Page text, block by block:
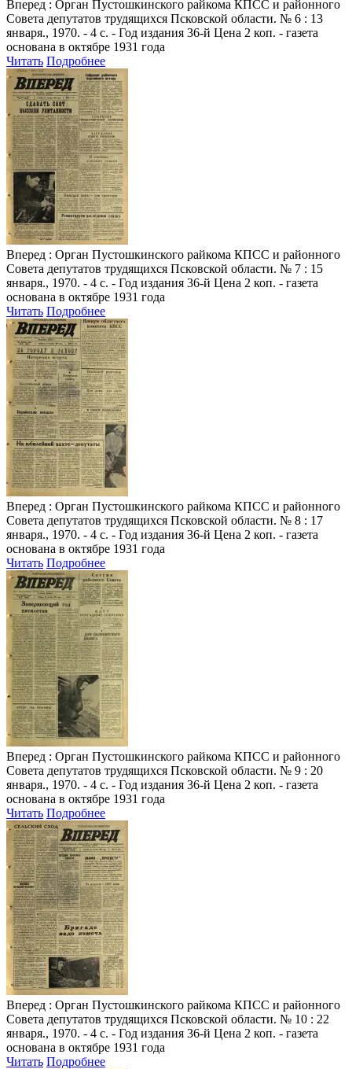
Вперед : Орган Пустошкинского райкома КПСС и районного
Совета депутатов трудящихся Псковской области. № 6 : 13
января., 1970. - 4 с. - Год издания 36-й Цена 2 коп. - газета
основана в октябре 1931 года
Читать Подробнее
Вперед : Орган Пустошкинского райкома КПСС и районного
Совета депутатов трудящихся Псковской области. № 7 : 15
января., 1970. - 4 с. - Год издания 36-й Цена 2 коп. - газета
основана в октябре 1931 года
Читать Подробнее
Вперед : Орган Пустошкинского райкома КПСС и районного
Совета депутатов трудящихся Псковской области. № 8 : 17
января., 1970. - 4 с. - Год издания 36-й Цена 2 коп. - газета
основана в октябре 1931 года
Читать Подробнее
Вперед : Орган Пустошкинского райкома КПСС и районного
Совета депутатов трудящихся Псковской области. № 9 : 20
января., 1970. - 4 с. - Год издания 36-й Цена 2 коп. - газета
основана в октябре 1931 года
Читать Подробнее
Вперед : Орган Пустошкинского райкома КПСС и районного
Совета депутатов трудящихся Псковской области. № 10 : 22
января., 1970. - 4 с. - Год издания 36-й Цена 2 коп. - газета
основана в октябре 1931 года
Читать Подробнее